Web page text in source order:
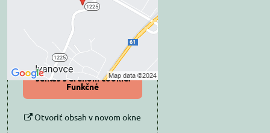
Prajete si načítať externý obsah?
Povoliť tentokrát
Povoliť a zapamätať -
súhlas s druhom cookie:
Funkčné
Otvoriť obsah v novom okne